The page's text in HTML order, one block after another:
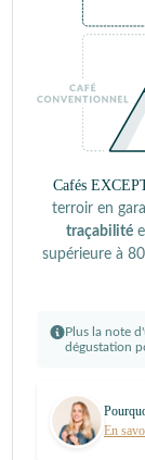
Cafés
terroir en
traçabilité
supérieure à
Plus la note
dégustation
En